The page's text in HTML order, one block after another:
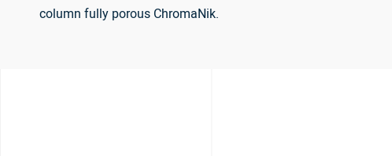
column fully porous ChromaNik.